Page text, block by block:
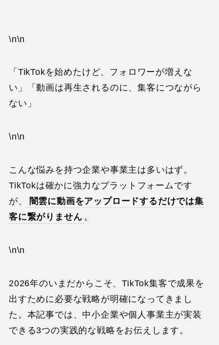
\n\n
「TikTokを始めたけど、フォロワーが増えな
い」「動画は再生されるのに、集客につながら
ない」
\n\n
こんな悩みを持つ企業や事業主は多いはず。
TikTokは確かに強力なプラットフォームです
が、
闇雲に動画をアップロードするだけでは集
客に繋がりません 。
\n\n
2026年のいまだからこそ、TikTok集客で成果を
出すために必要な戦略が明確になってきまし
た。本記事では、中小企業や個人事業主が実装
できる3つの実践的な戦略をお伝えします。